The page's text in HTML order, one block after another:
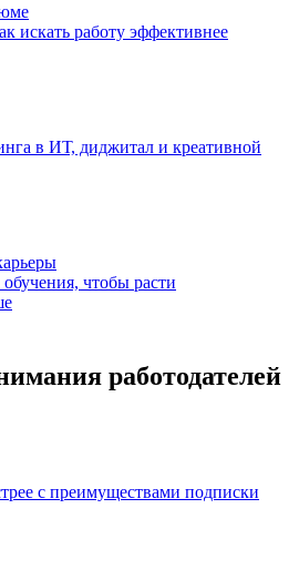
искать работу эффективнее
в ИТ, диджитал и креативной
чтобы расти
работодателей
с преимуществами подписки